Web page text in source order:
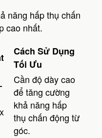
năng hấp thụ chấn
cao nhất.
Cách Sử Dụng
Tối Ưu
Cần độ dày cao
để tăng cường
khả năng hấp
thụ chấn động từ
góc.